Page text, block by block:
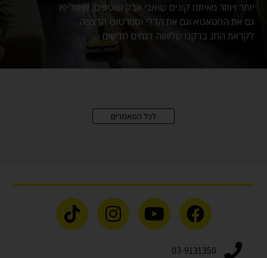
יותר ויותר מאיתנו קונים שואבי אבק שוטפים, שיחליפו
גם את המטאטא וגם את הדלי וסמרטוט הרצפה.
לקראת החג בדקנו שלושה דגמים חדשים …
לכל המאמרים
03-9131350